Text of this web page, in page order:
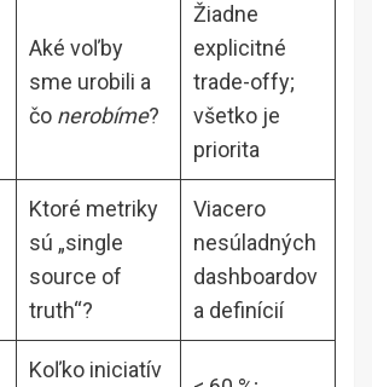
Aké voľby
sme urobili a
čo nerobíme?
Žiadne
explicitné
trade-offy;
všetko je
priorita
Ktoré metriky
sú „single
source of
truth“?
Viacero
nesúladných
dashboardov
a definícií
Koľko iniciatív